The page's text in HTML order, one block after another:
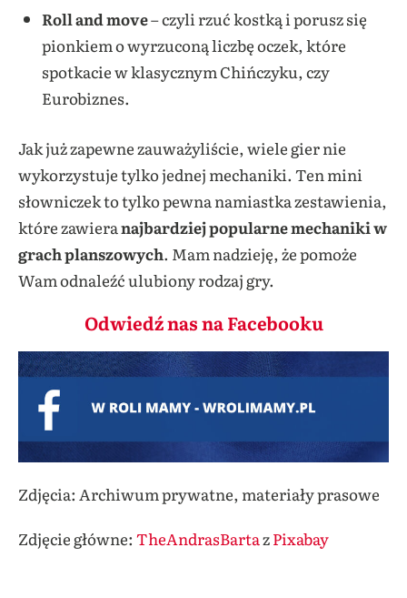
Roll and move– czyli rzuć kostką i porusz się
pionkiem o wyrzuconą liczbę oczek, które
spotkacie w klasycznym Chińczyku, czy
Eurobiznes.
Jak już zapewne zauważyliście, wiele gier nie
wykorzystuje tylko jednej mechaniki. Ten mini
słowniczek to tylko pewna namiastka zestawienia,
które zawieranajbardziej popularne mechaniki w
grach planszowych. Mam nadzieję, że pomoże
Wam odnaleźć ulubiony rodzaj gry.
Odwiedź nas na Facebooku
Zdjęcia: Archiwum prywatne, materiały prasowe
Zdjęcie główne: TheAndrasBartazPixabay